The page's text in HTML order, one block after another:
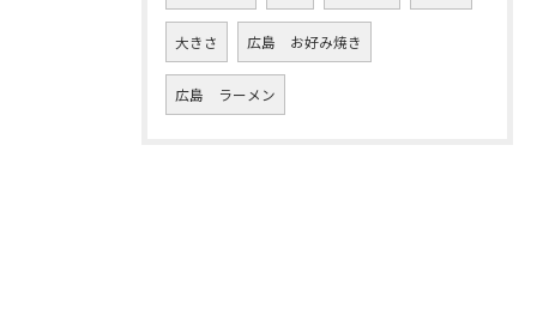
大きさ 広島 お好み焼き
広島 ラーメン